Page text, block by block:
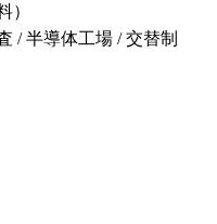
）
/ 半導体工場 / 交替制